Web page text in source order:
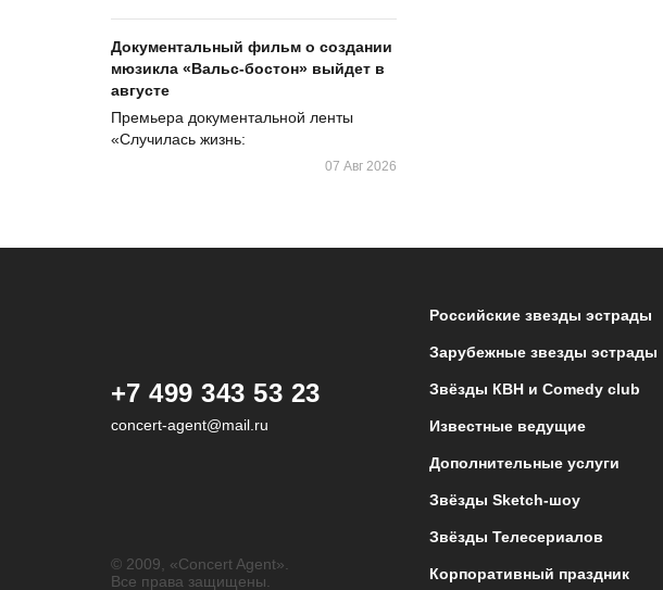
Документальный фильм о создании
мюзикла «Вальс-бостон» выйдет в
августе
Премьера документальной ленты
«Случилась жизнь:
07 Авг 2026
+7 499 343 53 23
concert-agent@mail.ru
© 2009, «Concert Agent».
Все права защищены.
Российские звезды эстрады
Зарубежные звезды эстрады
Звёзды КВН и Comedy club
Известные ведущие
Дополнительные услуги
Звёзды Sketch-шоу
Звёзды Телесериалов
Корпоративный праздник